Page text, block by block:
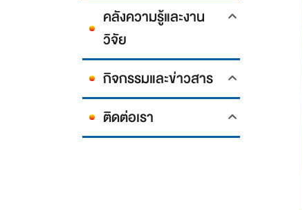
คลังความรู้และงาน
วิจัย
กิจกรรมและข่าวสาร
ติดต่อเรา